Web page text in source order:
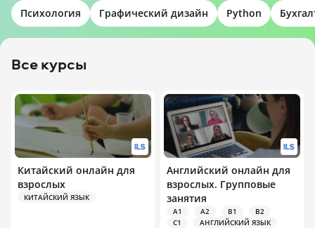
Психология Графический дизайн Python
Все курсы
Китайский онлайн для
взрослых
КИТАЙСКИЙ ЯЗЫК
Английский онлайн для
взрослых. Групповые
занятия
A1 A2 B1
B2
C1
АНГЛИЙСКИЙ ЯЗЫК